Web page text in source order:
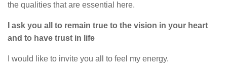
the qualities that are essential here.
I ask you all to remain true to the vision in your heart
and to have trust in life
I would like to invite you all to feel my energy.